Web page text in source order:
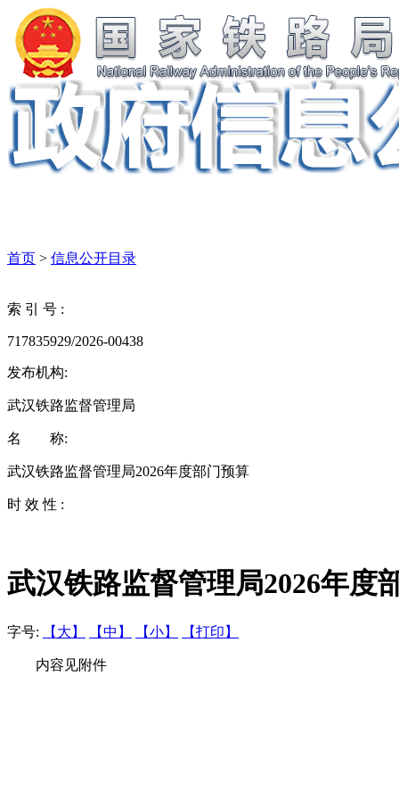
首页 > 信息公开目录
索 引 号 :
717835929/2026-00438
发布机构:
武汉铁路监督管理局
名 称:
武汉铁路监督管理局2026年度部门预算
时 效 性 :
武汉铁路监督管理局2026年度
字号: 【大】 【中】 【小】 【打印】
内容见附件